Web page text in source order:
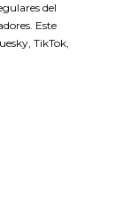
del
Este
TikTok,